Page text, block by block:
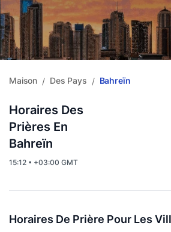
Maison / Des Pays / Bahreïn
Horaires Des
Prières En
Bahreïn
15:12 • +03:00 GMT
Horaires De Prière Pour Les